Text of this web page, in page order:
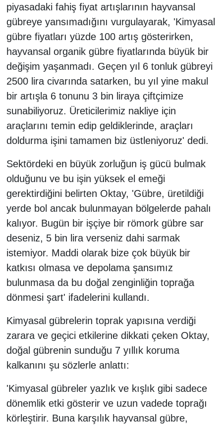
piyasadaki fahiş fiyat artışlarının hayvansal
gübreye yansımadığını vurgulayarak, 'Kimyasal
gübre fiyatları yüzde 100 artış gösterirken,
hayvansal organik gübre fiyatlarında büyük bir
değişim yaşanmadı. Geçen yıl 6 tonluk gübreyi
2500 lira civarında satarken, bu yıl yine makul
bir artışla 6 tonunu 3 bin liraya çiftçimize
sunabiliyoruz. Üreticilerimiz nakliye için
araçlarını temin edip geldiklerinde, araçları
doldurma işini tamamen biz üstleniyoruz' dedi.
Sektördeki en büyük zorluğun iş gücü bulmak
olduğunu ve bu işin yüksek el emeği
gerektirdiğini belirten Oktay, 'Gübre, üretildiği
yerde bol ancak bulunmayan bölgelerde pahalı
kalıyor. Bugün bir işçiye bir römork gübre sar
deseniz, 5 bin lira verseniz dahi sarmak
istemiyor. Maddi olarak bize çok büyük bir
katkısı olmasa ve depolama şansımız
bulunmasa da bu doğal zenginliğin toprağa
dönmesi şart' ifadelerini kullandı.
Kimyasal gübrelerin toprak yapısına verdiği
zarara ve geçici etkilerine dikkati çeken Oktay,
doğal gübrenin sunduğu 7 yıllık koruma
kalkanını şu sözlerle anlattı:
'Kimyasal gübreler yazlık ve kışlık gibi sadece
dönemlik etki gösterir ve uzun vadede toprağı
körleştirir. Buna karşılık hayvansal gübre,